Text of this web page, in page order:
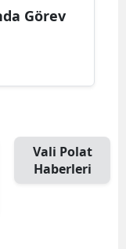
Çankırı
Denizli
Edirne
Görev
Vali Polat
Haberleri